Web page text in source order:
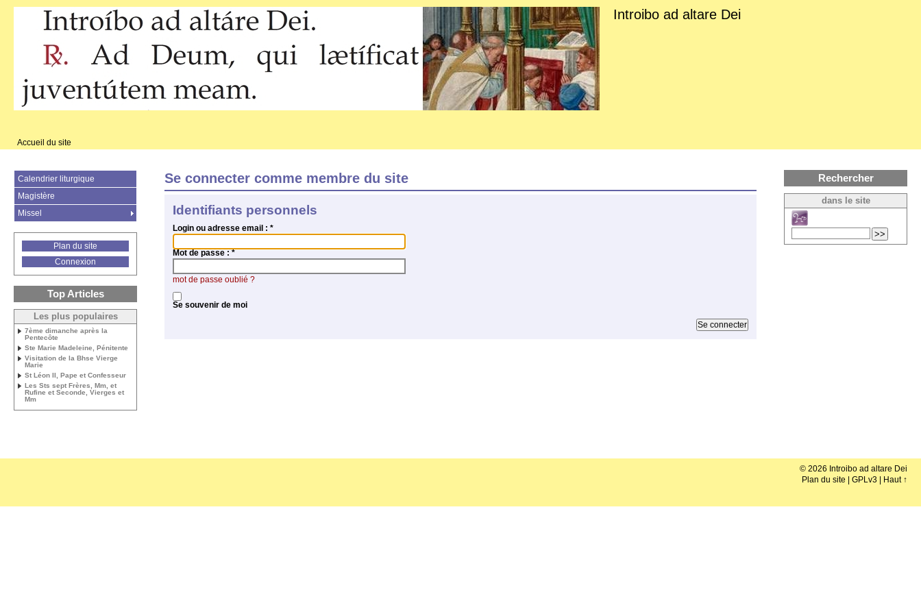
Introibo ad altare Dei
Accueil du site
Se connecter comme membre du site
Identifiants personnels
Login ou adresse email : *
Mot de passe :*
mot de passe oublié ?
Se souvenir de moi
Calendrier liturgique
Magistère
Missel
Plan du site
Connexion
Top Articles
Les plus populaires
7ème dimanche après la
Pentecôte
Ste Marie Madeleine, Pénitente
Visitation de la Bhse Vierge
Marie
St Léon II, Pape et Confesseur
Les Sts sept Frères, Mm, et
Rufine et Seconde, Vierges et
Mm
Rechercher
dans le site
© 2026 Introibo ad altare Dei
Plan du site
GPLv3 Haut ↑